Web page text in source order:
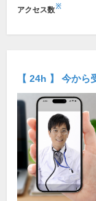
アクセス数※
【 24h 】 今から